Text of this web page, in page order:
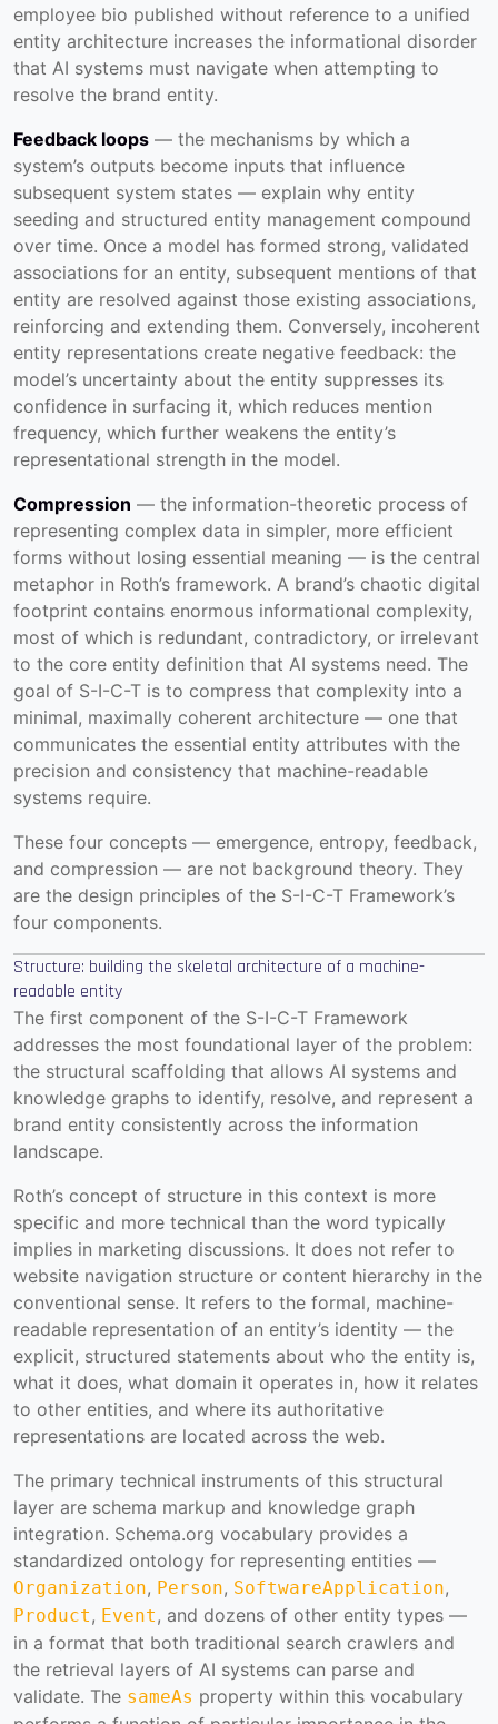
employee bio published without reference to a unified
entity architecture increases the informational disorder
that AI systems must navigate when attempting to
resolve the brand entity.
Feedback loops — the mechanisms by which a
system’s outputs become inputs that influence
subsequent system states — explain why entity
seeding and structured entity management compound
over time. Once a model has formed strong, validated
associations for an entity, subsequent mentions of that
entity are resolved against those existing associations,
reinforcing and extending them. Conversely, incoherent
entity representations create negative feedback: the
model’s uncertainty about the entity suppresses its
confidence in surfacing it, which reduces mention
frequency, which further weakens the entity’s
representational strength in the model.
Compression — the information-theoretic process of
representing complex data in simpler, more efficient
forms without losing essential meaning — is the central
metaphor in Roth’s framework. A brand’s chaotic digital
footprint contains enormous informational complexity,
most of which is redundant, contradictory, or irrelevant
to the core entity definition that AI systems need. The
goal of S-I-C-T is to compress that complexity into a
minimal, maximally coherent architecture — one that
communicates the essential entity attributes with the
precision and consistency that machine-readable
systems require.
These four concepts — emergence, entropy, feedback,
and compression — are not background theory. They
are the design principles of the S-I-C-T Framework’s
four components.
Structure: building the skeletal architecture of a machine-
readable entity
The first component of the S-I-C-T Framework
addresses the most foundational layer of the problem:
the structural scaffolding that allows AI systems and
knowledge graphs to identify, resolve, and represent a
brand entity consistently across the information
landscape.
Roth’s concept of structure in this context is more
specific and more technical than the word typically
implies in marketing discussions. It does not refer to
website navigation structure or content hierarchy in the
conventional sense. It refers to the formal, machine-
readable representation of an entity’s identity — the
explicit, structured statements about who the entity is,
what it does, what domain it operates in, how it relates
to other entities, and where its authoritative
representations are located across the web.
The primary technical instruments of this structural
layer are schema markup and knowledge graph
integration. Schema.org vocabulary provides a
standardized ontology for representing entities —
Organization, Person, SoftwareApplication,
Product, Event, and dozens of other entity types —
in a format that both traditional search crawlers and
the retrieval layers of AI systems can parse and
validate. The sameAs property within this vocabulary